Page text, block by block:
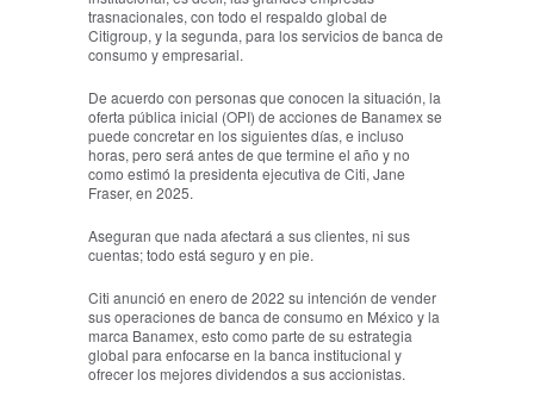
trasnacionales, con todo el respaldo global de
Citigroup, y la segunda, para los servicios de banca de
consumo y empresarial.
De acuerdo con personas que conocen la situación, la
oferta pública inicial (OPI) de acciones de Banamex se
puede concretar en los siguientes días, e incluso
horas, pero será antes de que termine el año y no
como estimó la presidenta ejecutiva de Citi, Jane
Fraser, en 2025.
Aseguran que nada afectará a sus clientes, ni sus
cuentas; todo está seguro y en pie.
Citi anunció en enero de 2022 su intención de vender
sus operaciones de banca de consumo en México y la
marca Banamex, esto como parte de su estrategia
global para enfocarse en la banca institucional y
ofrecer los mejores dividendos a sus accionistas.